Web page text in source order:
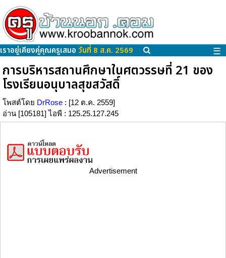
เราอยู่เคียงคู่คุณครูเสมอ วันที่ 8 ส.ค. 2569 ☰
การบริหารสถานศึกษาในศตวรรษที่ 21 ของ
โรงเรียนอนุบาลสุขสวัสดิ์
โพสต์โดย DrRose : [12 ต.ค. 2559]
อ่าน [105181] ไอพี : 125.25.127.245
Advertisement